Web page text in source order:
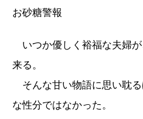
お砂糖警報
いつか優しく裕福な夫婦
来る。
そんな甘い物語に思い耽
な性分ではなかった。